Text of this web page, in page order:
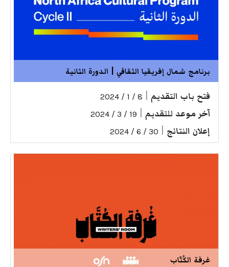
برنامج شمال إفريقيا الثقافي | الدورة الثانية
فتح باب التقديم 8 / 1 / 2024
آخر موعد للتقديم 19 / 3 / 2024
إعلان النتائج 30 / 6 / 2024
غرفة الكُتّاب